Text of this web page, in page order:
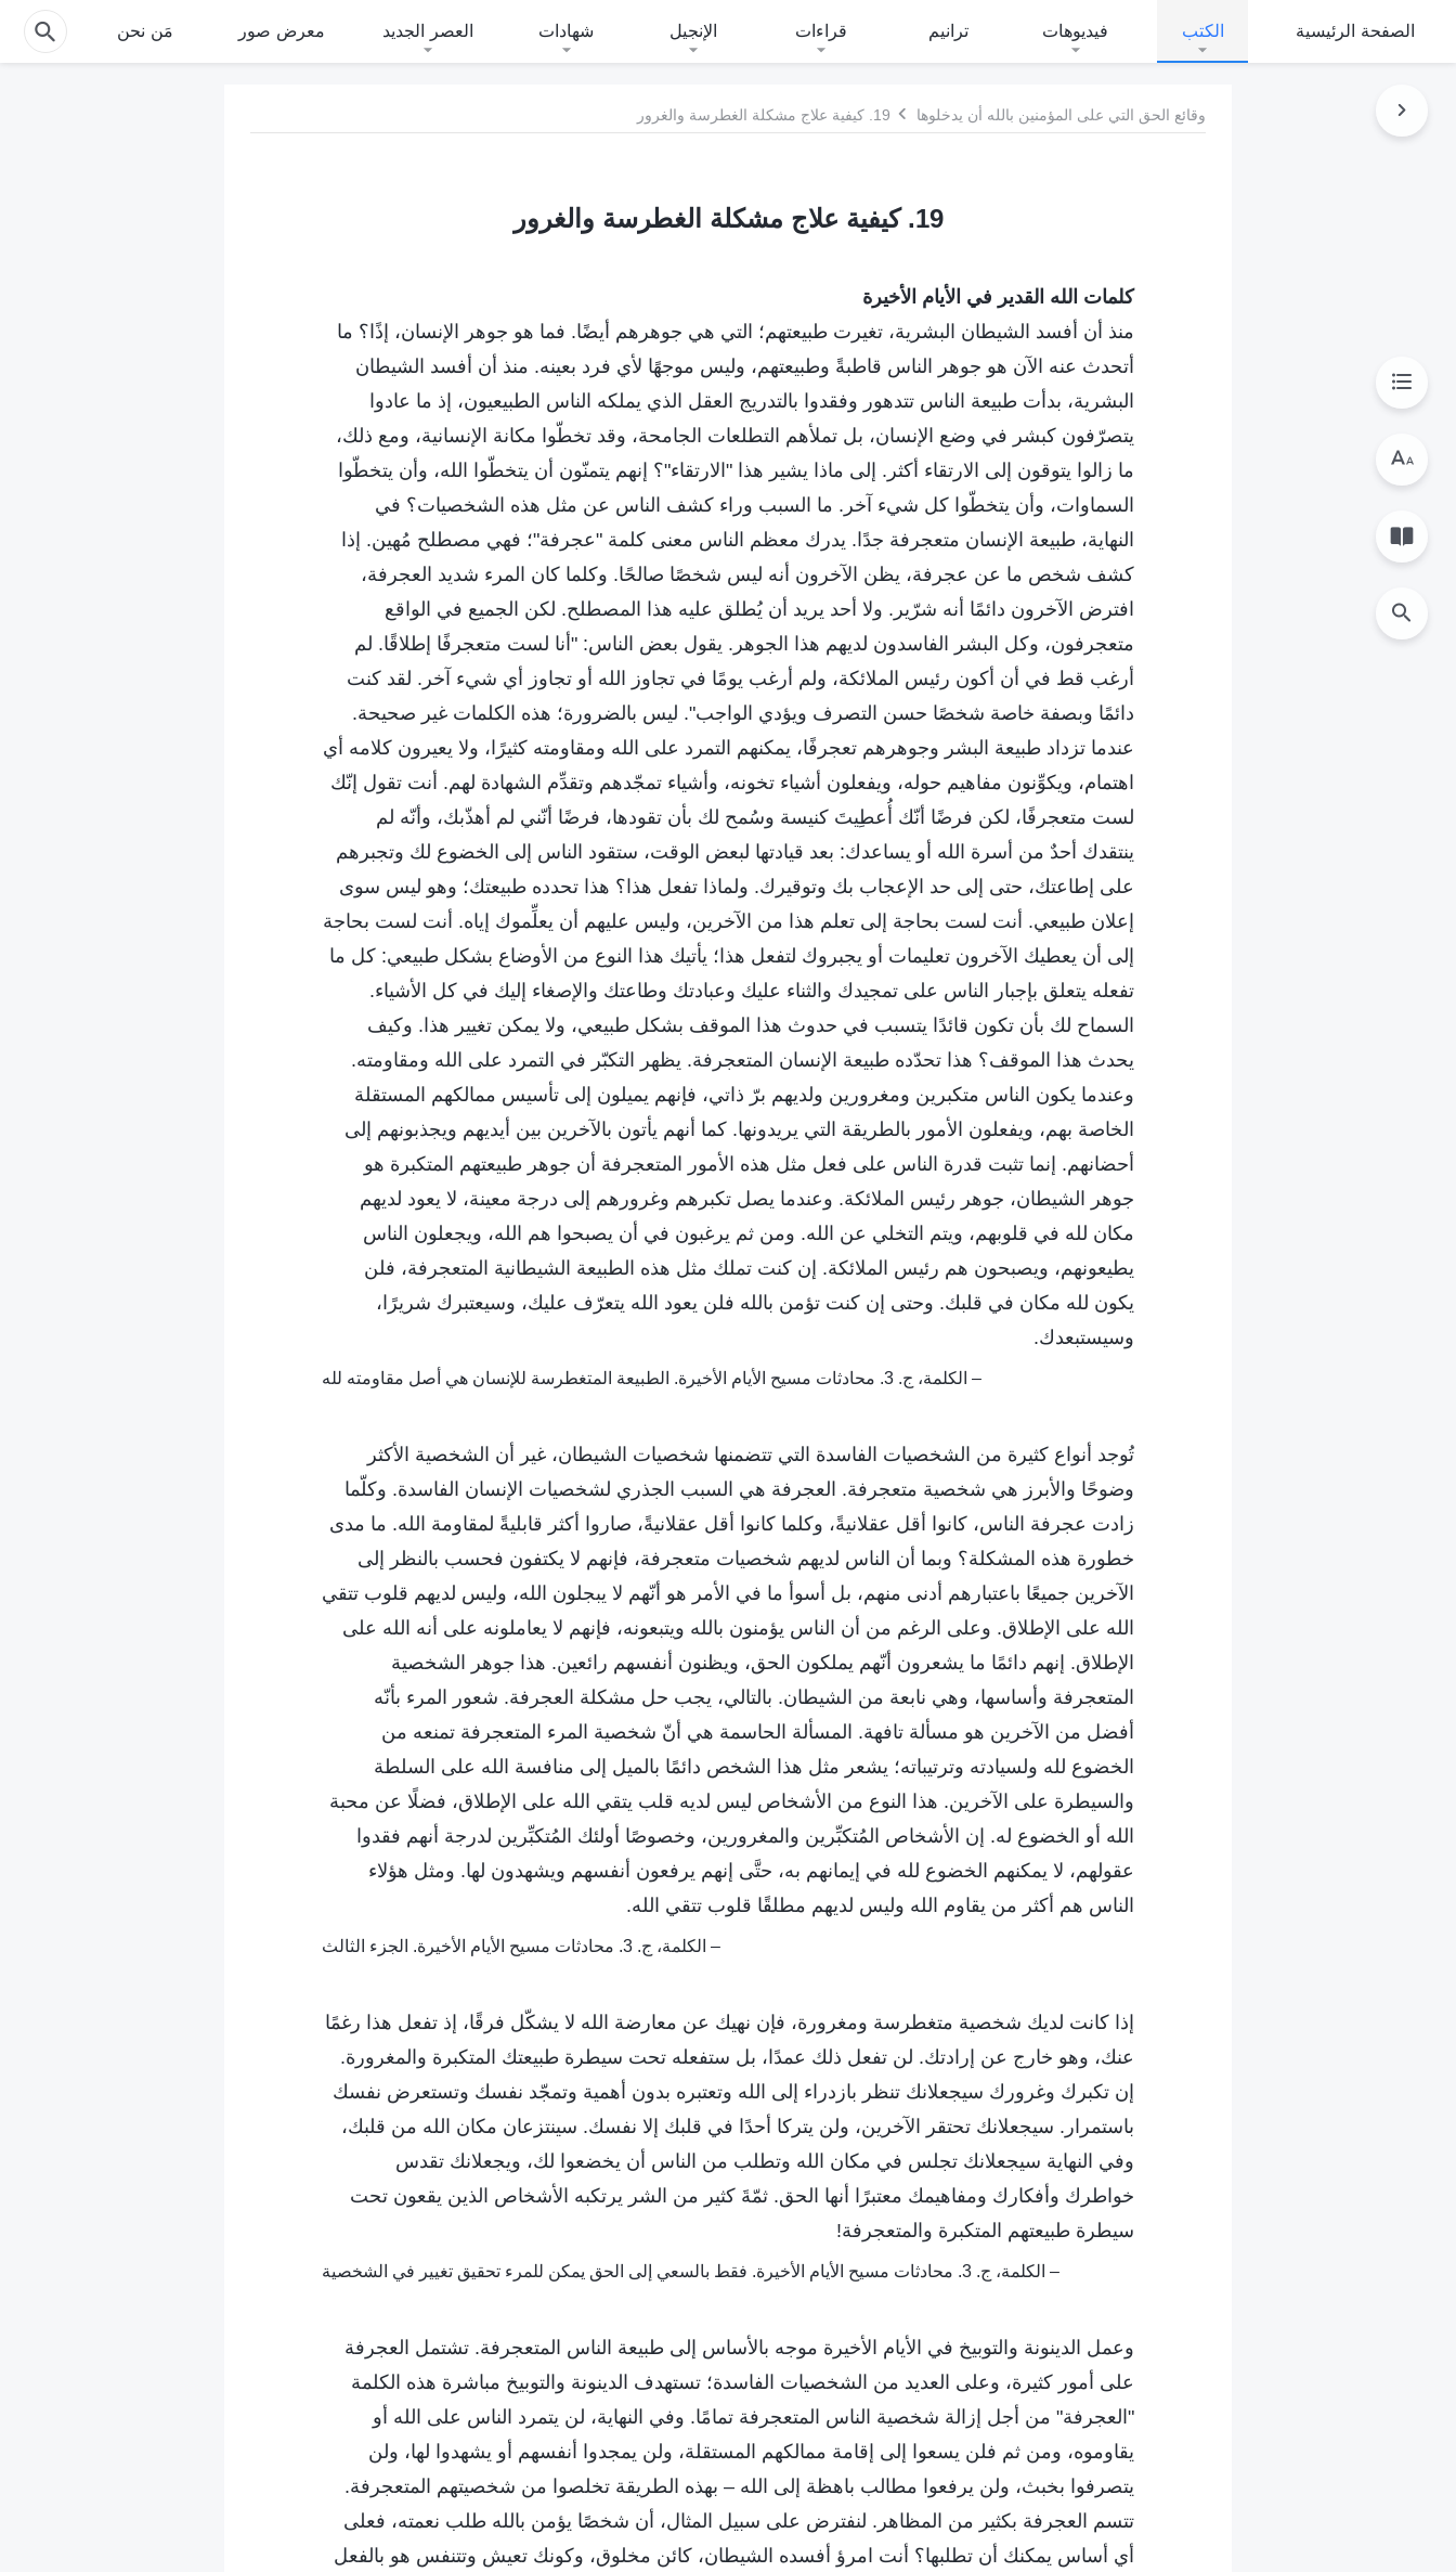
الصفحة الرئيسية الكتب فيديوهات ترانيم قراءات الإنجيل شهادات العصر الجديد معرض صور مَن نحن
وقائع الحق التي على المؤمنين بالله أن يدخلوها 19. كيفية علاج مشكلة الغطرسة والغرور
19. كيفية علاج مشكلة الغطرسة والغرور
كلمات الله القدير في الأيام الأخيرة
منذ أن أفسد الشيطان البشرية، تغيرت طبيعتهم؛ التي هي جوهرهم أيضًا. فما هو جوهر الإنسان، إذًا؟ ما
أتحدث عنه الآن هو جوهر الناس قاطبةً وطبيعتهم، وليس موجهًا لأي فرد بعينه. منذ أن أفسد الشيطان
البشرية، بدأت طبيعة الناس تتدهور وفقدوا بالتدريج العقل الذي يملكه الناس الطبيعيون، إذ ما عادوا
يتصرّفون كبشر في وضع الإنسان، بل تملأهم التطلعات الجامحة، وقد تخطّوا مكانة الإنسانية، ومع ذلك،
ما زالوا يتوقون إلى الارتقاء أكثر. إلى ماذا يشير هذا "الارتقاء"؟ إنهم يتمنّون أن يتخطّوا الله، وأن يتخطّوا
السماوات، وأن يتخطّوا كل شيء آخر. ما السبب وراء كشف الناس عن مثل هذه الشخصيات؟ في
النهاية، طبيعة الإنسان متعجرفة جدًا. يدرك معظم الناس معنى كلمة "عجرفة"؛ فهي مصطلح مُهين. إذا
كشف شخص ما عن عجرفة، يظن الآخرون أنه ليس شخصًا صالحًا. وكلما كان المرء شديد العجرفة،
افترض الآخرون دائمًا أنه شرّير. ولا أحد يريد أن يُطلق عليه هذا المصطلح. لكن الجميع في الواقع
متعجرفون، وكل البشر الفاسدون لديهم هذا الجوهر. يقول بعض الناس: "أنا لست متعجرفًا إطلاقًا. لم
أرغب قط في أن أكون رئيس الملائكة، ولم أرغب يومًا في تجاوز الله أو تجاوز أي شيء آخر. لقد كنت
دائمًا وبصفة خاصة شخصًا حسن التصرف ويؤدي الواجب". ليس بالضرورة؛ هذه الكلمات غير صحيحة.
عندما تزداد طبيعة البشر وجوهرهم تعجرفًا، يمكنهم التمرد على الله ومقاومته كثيرًا، ولا يعيرون كلامه أي
اهتمام، ويكوِّنون مفاهيم حوله، ويفعلون أشياء تخونه، وأشياء تمجّدهم وتقدِّم الشهادة لهم. أنت تقول إنّك
لست متعجرفًا، لكن فرضًا أنّك أُعطِيتَ كنيسة وسُمح لك بأن تقودها، فرضًا أنّني لم أهذّبك، وأنّه لم
ينتقدك أحدٌ من أسرة الله أو يساعدك: بعد قيادتها لبعض الوقت، ستقود الناس إلى الخضوع لك وتجبرهم
على إطاعتك، حتى إلى حد الإعجاب بك وتوقيرك. ولماذا تفعل هذا؟ هذا تحدده طبيعتك؛ وهو ليس سوى
إعلان طبيعي. أنت لست بحاجة إلى تعلم هذا من الآخرين، وليس عليهم أن يعلِّموك إياه. أنت لست بحاجة
إلى أن يعطيك الآخرون تعليمات أو يجبروك لتفعل هذا؛ يأتيك هذا النوع من الأوضاع بشكل طبيعي: كل ما
تفعله يتعلق بإجبار الناس على تمجيدك والثناء عليك وعبادتك وطاعتك والإصغاء إليك في كل الأشياء.
السماح لك بأن تكون قائدًا يتسبب في حدوث هذا الموقف بشكل طبيعي، ولا يمكن تغيير هذا. وكيف
يحدث هذا الموقف؟ هذا تحدّده طبيعة الإنسان المتعجرفة. يظهر التكبّر في التمرد على الله ومقاومته.
وعندما يكون الناس متكبرين ومغرورين ولديهم برّ ذاتي، فإنهم يميلون إلى تأسيس ممالكهم المستقلة
الخاصة بهم، ويفعلون الأمور بالطريقة التي يريدونها. كما أنهم يأتون بالآخرين بين أيديهم ويجذبونهم إلى
أحضانهم. إنما تثبت قدرة الناس على فعل مثل هذه الأمور المتعجرفة أن جوهر طبيعتهم المتكبرة هو
جوهر الشيطان، جوهر رئيس الملائكة. وعندما يصل تكبرهم وغرورهم إلى درجة معينة، لا يعود لديهم
مكان لله في قلوبهم، ويتم التخلي عن الله. ومن ثم يرغبون في أن يصبحوا هم الله، ويجعلون الناس
يطيعونهم، ويصبحون هم رئيس الملائكة. إن كنت تملك مثل هذه الطبيعة الشيطانية المتعجرفة، فلن
يكون لله مكان في قلبك. وحتى إن كنت تؤمن بالله فلن يعود الله يتعرّف عليك، وسيعتبرك شريرًا،
وسيستبعدك.
– الكلمة، ج. 3. محادثات مسيح الأيام الأخيرة. الطبيعة المتغطرسة للإنسان هي أصل مقاومته لله
تُوجد أنواع كثيرة من الشخصيات الفاسدة التي تتضمنها شخصيات الشيطان، غير أن الشخصية الأكثر
وضوحًا والأبرز هي شخصية متعجرفة. العجرفة هي السبب الجذري لشخصيات الإنسان الفاسدة. وكلّما
زادت عجرفة الناس، كانوا أقل عقلانيةً، وكلما كانوا أقل عقلانيةً، صاروا أكثر قابليةً لمقاومة الله. ما مدى
خطورة هذه المشكلة؟ وبما أن الناس لديهم شخصيات متعجرفة، فإنهم لا يكتفون فحسب بالنظر إلى
الآخرين جميعًا باعتبارهم أدنى منهم، بل أسوأ ما في الأمر هو أنّهم لا يبجلون الله، وليس لديهم قلوب تتقي
الله على الإطلاق. وعلى الرغم من أن الناس يؤمنون بالله ويتبعونه، فإنهم لا يعاملونه على أنه الله على
الإطلاق. إنهم دائمًا ما يشعرون أنّهم يملكون الحق، ويظنون أنفسهم رائعين. هذا جوهر الشخصية
المتعجرفة وأساسها، وهي نابعة من الشيطان. بالتالي، يجب حل مشكلة العجرفة. شعور المرء بأنّه
أفضل من الآخرين هو مسألة تافهة. المسألة الحاسمة هي أنّ شخصية المرء المتعجرفة تمنعه من
الخضوع لله ولسيادته وترتيباته؛ يشعر مثل هذا الشخص دائمًا بالميل إلى منافسة الله على السلطة
والسيطرة على الآخرين. هذا النوع من الأشخاص ليس لديه قلب يتقي الله على الإطلاق، فضلًا عن محبة
الله أو الخضوع له. إن الأشخاص المُتكبِّرين والمغرورين، وخصوصًا أولئك المُتكبِّرين لدرجة أنهم فقدوا
عقولهم، لا يمكنهم الخضوع لله في إيمانهم به، حتَّى إنهم يرفعون أنفسهم ويشهدون لها. ومثل هؤلاء
الناس هم أكثر من يقاوم الله وليس لديهم مطلقًا قلوب تتقي الله.
– الكلمة، ج. 3. محادثات مسيح الأيام الأخيرة. الجزء الثالث
إذا كانت لديك شخصية متغطرسة ومغرورة، فإن نهيك عن معارضة الله لا يشكّل فرقًا، إذ تفعل هذا رغمًا
عنك، وهو خارج عن إرادتك. لن تفعل ذلك عمدًا، بل ستفعله تحت سيطرة طبيعتك المتكبرة والمغرورة.
إن تكبرك وغرورك سيجعلانك تنظر بازدراء إلى الله وتعتبره بدون أهمية وتمجّد نفسك وتستعرض نفسك
باستمرار. سيجعلانك تحتقر الآخرين، ولن يتركا أحدًا في قلبك إلا نفسك. سينتزعان مكان الله من قلبك،
وفي النهاية سيجعلانك تجلس في مكان الله وتطلب من الناس أن يخضعوا لك، ويجعلانك تقدس
خواطرك وأفكارك ومفاهيمك معتبرًا أنها الحق. ثمّةَ كثير من الشر يرتكبه الأشخاص الذين يقعون تحت
سيطرة طبيعتهم المتكبرة والمتعجرفة!
– الكلمة، ج. 3. محادثات مسيح الأيام الأخيرة. فقط بالسعي إلى الحق يمكن للمرء تحقيق تغيير في الشخصية
وعمل الدينونة والتوبيخ في الأيام الأخيرة موجه بالأساس إلى طبيعة الناس المتعجرفة. تشتمل العجرفة
على أمور كثيرة، وعلى العديد من الشخصيات الفاسدة؛ تستهدف الدينونة والتوبيخ مباشرة هذه الكلمة
"العجرفة" من أجل إزالة شخصية الناس المتعجرفة تمامًا. وفي النهاية، لن يتمرد الناس على الله أو
يقاوموه، ومن ثم فلن يسعوا إلى إقامة ممالكهم المستقلة، ولن يمجدوا أنفسهم أو يشهدوا لها، ولن
يتصرفوا بخبث، ولن يرفعوا مطالب باهظة إلى الله – بهذه الطريقة تخلصوا من شخصيتهم المتعجرفة.
تتسم العجرفة بكثير من المظاهر. لنفترض على سبيل المثال، أن شخصًا يؤمن بالله طلب نعمته، فعلى
أي أساس يمكنك أن تطلبها؟ أنت امرؤ أفسده الشيطان، كائن مخلوق، وكونك تعيش وتتنفس هو بالفعل